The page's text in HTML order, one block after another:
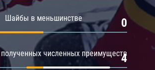
Шайбы в меньшинстве 0
численных преимуществ
4